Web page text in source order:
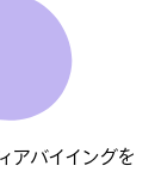
アバイイングを